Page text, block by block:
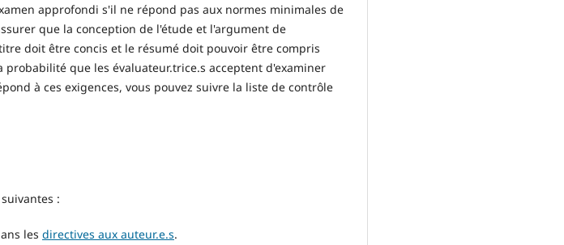
approfondi s'il ne répond pas aux normes minimales de
que la conception de l'étude et l'argument de
doit être concis et le résumé doit pouvoir être compris
que les évaluateur.trice.s acceptent d'examiner
à ces exigences, vous pouvez suivre la liste de contrôle
:
les directives aux auteur.e.s.